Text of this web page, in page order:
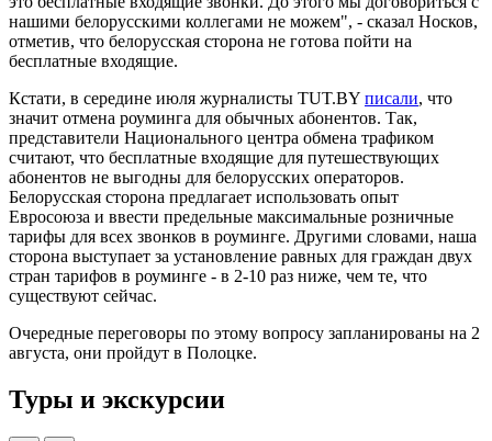
нашими белорусскими коллегами не можем", - сказал Носков,
отметив, что белорусская сторона не готова пойти на
бесплатные входящие.
Кстати, в середине июля журналисты TUT.BY писали, что
значит отмена роуминга для обычных абонентов. Так,
представители Национального центра обмена трафиком
считают, что бесплатные входящие для путешествующих
абонентов не выгодны для белорусских операторов.
Белорусская сторона предлагает использовать опыт
Евросоюза и ввести предельные максимальные розничные
тарифы для всех звонков в роуминге. Другими словами, наша
сторона выступает за установление равных для граждан двух
стран тарифов в роуминге - в 2-10 раз ниже, чем те, что
существуют сейчас.
Очередные переговоры по этому вопросу запланированы на 2
августа, они пройдут в Полоцке.
Туры и экскурсии